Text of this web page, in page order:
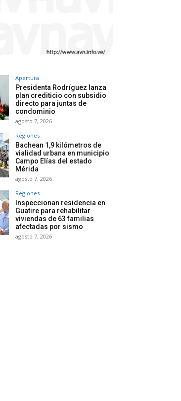
Apertura
Presidenta Rodríguez lanza
plan crediticio con subsidio
directo para juntas de
condominio
agosto 7, 2026
Regiones
Bachean 1,9 kilómetros de
vialidad urbana en municipio
Campo Elías del estado
Mérida
agosto 7, 2026
Regiones
Inspeccionan residencia en
Guatire para rehabilitar
viviendas de 63 familias
afectadas por sismo
agosto 7, 2026